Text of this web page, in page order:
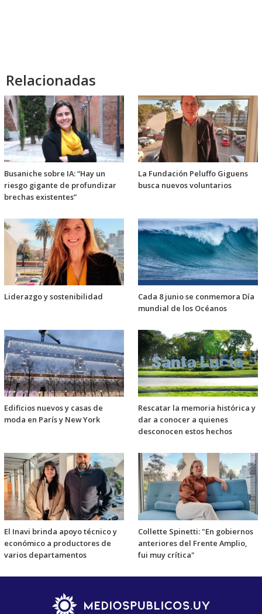
Relacionadas
Busaniche sobre IA: “Hay un
riesgo gigante de profundizar
brechas existentes”
La Fundación Peluffo Giguens
busca nuevos voluntarios
Liderazgo y sostenibilidad
Cada 8 junio se conmemora Día
mundial de los Océanos
Edificios nuevos y casas de
moda en París y New York
Rescatar la memoria histórica y
dar a conocer a quienes
desconocen estos hechos
El Inavi brinda apoyo técnico y
económico a productores de
varios departamentos
Collette Spinetti: "En gobiernos
anteriores del Frente Amplio,
fui muy crítica"